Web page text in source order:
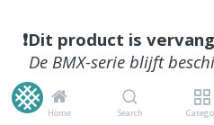
Home Search
❗Dit product is
De BMX-serie blijft